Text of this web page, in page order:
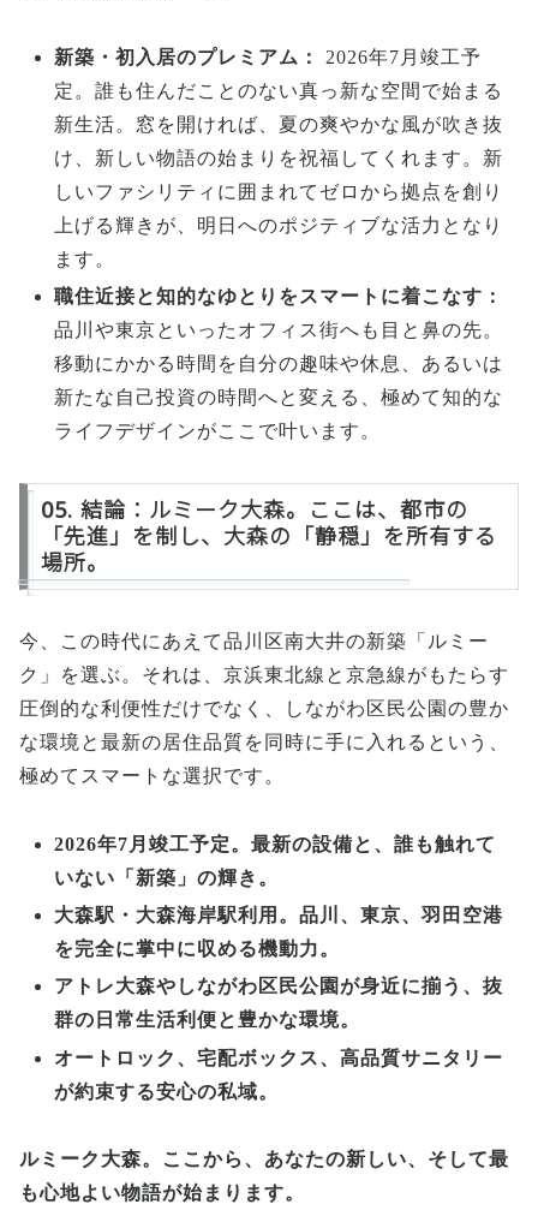
新築・初入居のプレミアム：
2026年7月竣工予
定。誰も住んだことのない真っ新な空間で始まる
新生活。窓を開ければ、夏の爽やかな風が吹き抜
け、新しい物語の始まりを祝福してくれます。新
しいファシリティに囲まれてゼロから拠点を創り
上げる輝きが、明日へのポジティブな活力となり
ます。
職住近接と知的なゆとりをスマートに着こなす：
品川や東京といったオフィス街へも目と鼻の先。
移動にかかる時間を自分の趣味や休息、あるいは
新たな自己投資の時間へと変える、極めて知的な
ライフデザインがここで叶います。
05. 結論：ルミーク大森。ここは、都市の
「先進」を制し、大森の「静穏」を所有する
場所。
今、この時代にあえて品川区南大井の新築「ルミー
ク」を選ぶ。それは、京浜東北線と京急線がもたらす
圧倒的な利便性だけでなく、しながわ区民公園の豊か
な環境と最新の居住品質を同時に手に入れるという、
極めてスマートな選択です。
2026年7月竣工予定。最新の設備と、誰も触れて
いない「新築」の輝き。
大森駅・大森海岸駅利用。品川、東京、羽田空港
を完全に掌中に収める機動力。
アトレ大森やしながわ区民公園が身近に揃う、抜
群の日常生活利便と豊かな環境。
オートロック、宅配ボックス、高品質サニタリー
が約束する安心の私域。
ルミーク大森。ここから、あなたの新しい、そして最
も心地よい物語が始まります。